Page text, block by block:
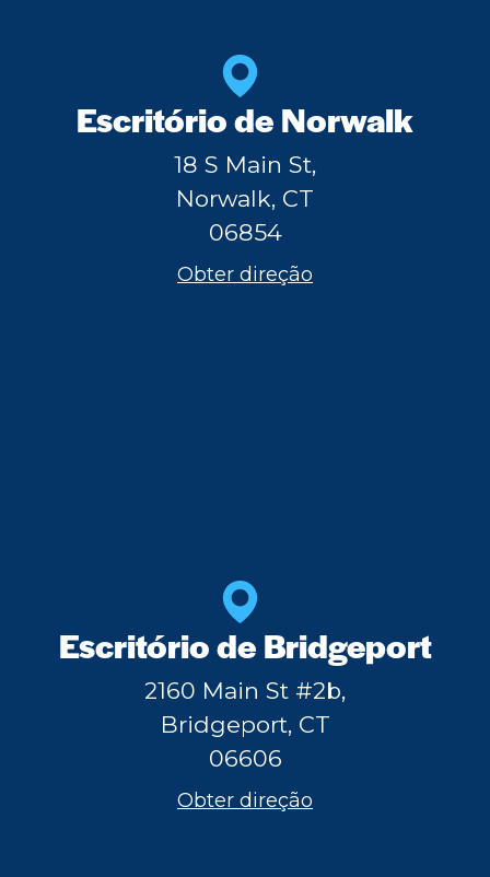
Escritório de Norwalk
18 S Main St,
Norwalk, CT
06854
Obter direção
Escritório de Bridgeport
2160 Main St #2b,
Bridgeport, CT
06606
Obter direção